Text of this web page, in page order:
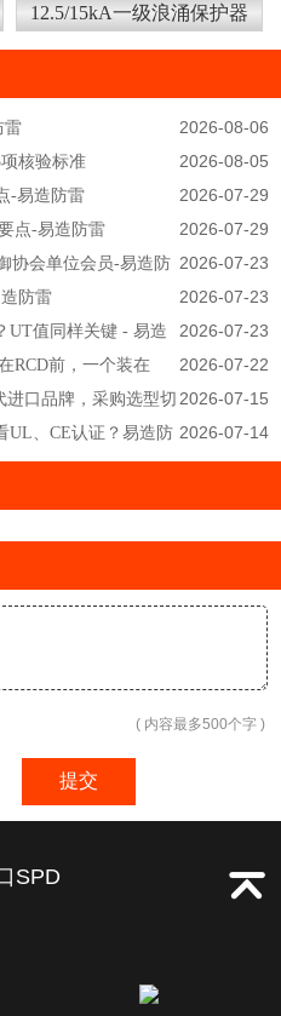
12.5/15kA一级浪涌保护器
2026-08-06
雷
2026-08-05
核验标准
2026-07-29
-易造防雷
2026-07-29
点-易造防雷
2026-07-23
协会单位会员-易造防
2026-07-23
防雷
2026-07-23
UT值同样关键 - 易造
2026-07-22
RCD前，一个装在
2026-07-15
进口品牌，采购选型切
2026-07-14
UL、CE认证？易造防
( 内容最多500个字 )
提交
SPD